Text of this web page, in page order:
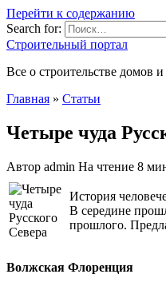
Перейти к содержанию
Search for:
Строительный портал
Все о строительстве домов и
Главная » Статьи
Четыре чуда
Автор admin На чтение 8
История
В середине
прошлого.
Волжская Флоренция